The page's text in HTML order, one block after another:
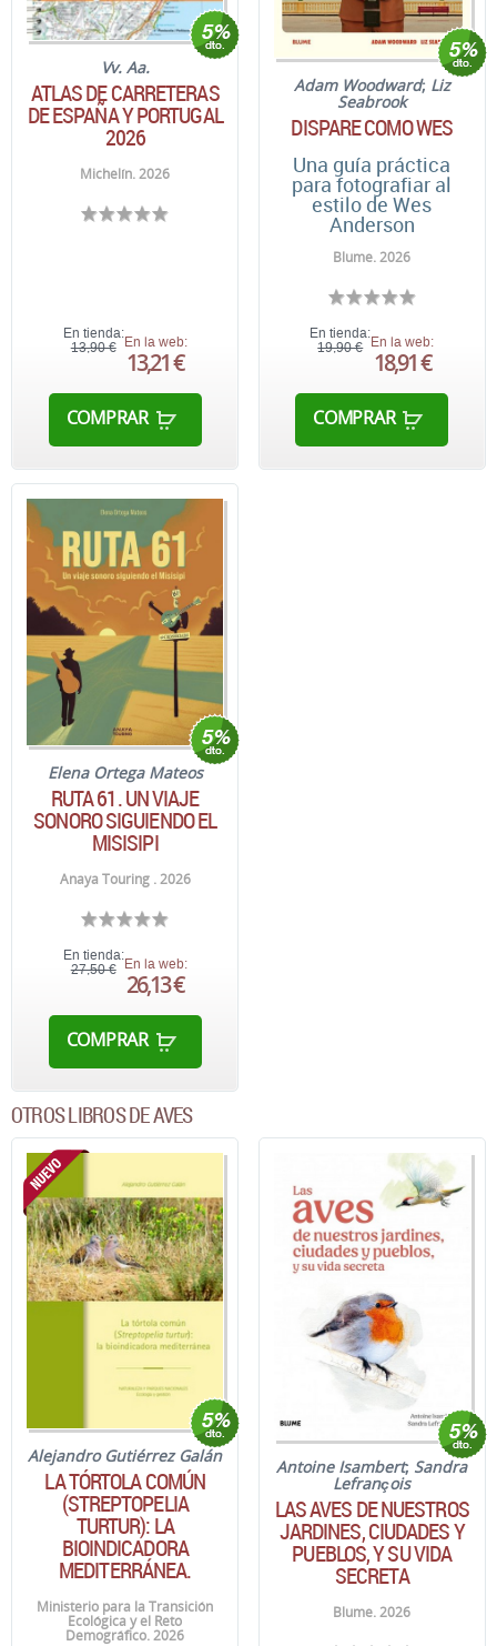
Vv. Aa.
ATLAS DE CARRETERAS
DE ESPAÑA Y PORTUGAL
2026
Michelín. 2026
En tienda:
13,90 € En la web:
13,21 €
COMPRAR
Adam Woodward; Liz
Seabrook
DISPARE COMO WES
Una guía práctica
para fotografiar al
estilo de Wes
Anderson
Blume. 2026
En tienda:
19,90 €
En la web:
18,91 €
COMPRAR
Elena Ortega Mateos
RUTA 61. UN VIAJE
SONORO SIGUIENDO EL
MISISIPI
Anaya Touring . 2026
En tienda:
27,50 € En la web:
26,13 €
COMPRAR
OTROS LIBROS DE AVES
Alejandro Gutiérrez Galán
LA TÓRTOLA COMÚN
(STREPTOPELIA
TURTUR): LA
BIOINDICADORA
MEDITERRÁNEA.
Ministerio para la Transición
Ecológica y el Reto
Demográfico. 2026
Antoine Isambert; Sandra
Lefrançois
LAS AVES DE NUESTROS
JARDINES, CIUDADES Y
PUEBLOS, Y SU VIDA
SECRETA
Blume. 2026